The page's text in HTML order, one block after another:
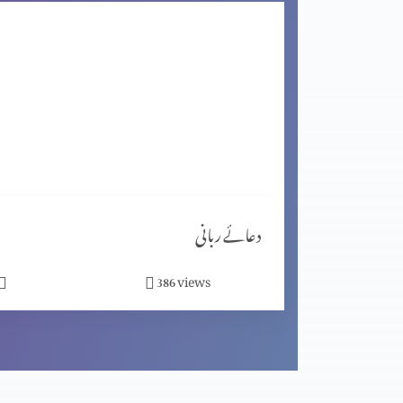
شاگردیت کا معیار (حصہ 2)
شاگردیت کا معیار (حصہ 1)
دعائے ربانی
386views